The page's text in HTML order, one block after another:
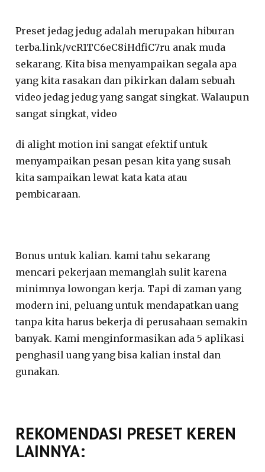
Preset jedag jedug adalah merupakan hiburan
terba.link/vcR1TC6eC8iHdfiC7ru anak muda
sekarang. Kita bisa menyampaikan segala apa
yang kita rasakan dan pikirkan dalam sebuah
video jedag jedug yang sangat singkat. Walaupun
sangat singkat, video
di alight motion ini sangat efektif untuk
menyampaikan pesan pesan kita yang susah
kita sampaikan lewat kata kata atau
pembicaraan.
Bonus untuk kalian. kami tahu sekarang
mencari pekerjaan memanglah sulit karena
minimnya lowongan kerja. Tapi di zaman yang
modern ini, peluang untuk mendapatkan uang
tanpa kita harus bekerja di perusahaan semakin
banyak. Kami menginformasikan ada 5 aplikasi
penghasil uang yang bisa kalian instal dan
gunakan.
REKOMENDASI PRESET KEREN
LAINNYA: